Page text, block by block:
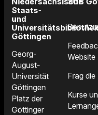
Staats-
und
Göttingen
Georg-
August-
Universität
Göttingen
Platz der
Göttinger
Website
Frag die
Kurse